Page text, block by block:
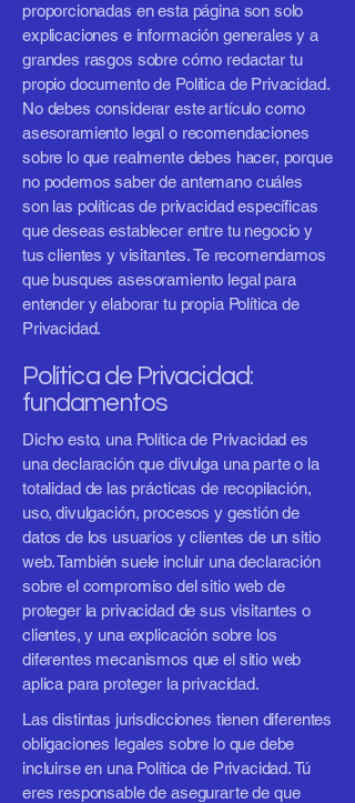
proporcionadas en esta página son solo
explicaciones e información generales y a
grandes rasgos sobre cómo redactar tu
propio documento de Política de Privacidad.
No debes considerar este artículo como
asesoramiento legal o recomendaciones
sobre lo que realmente debes hacer, porque
no podemos saber de antemano cuáles
son las políticas de privacidad específicas
que deseas establecer entre tu negocio y
tus clientes y visitantes. Te recomendamos
que busques asesoramiento legal para
entender y elaborar tu propia Política de
Privacidad.
Política de Privacidad:
fundamentos
Dicho esto, una Política de Privacidad es
una declaración que divulga una parte o la
totalidad de las prácticas de recopilación,
uso, divulgación, procesos y gestión de
datos de los usuarios y clientes de un sitio
web. También suele incluir una declaración
sobre el compromiso del sitio web de
proteger la privacidad de sus visitantes o
clientes, y una explicación sobre los
diferentes mecanismos que el sitio web
aplica para proteger la privacidad.
Las distintas jurisdicciones tienen diferentes
obligaciones legales sobre lo que debe
incluirse en una Política de Privacidad. Tú
eres responsable de asegurarte de que